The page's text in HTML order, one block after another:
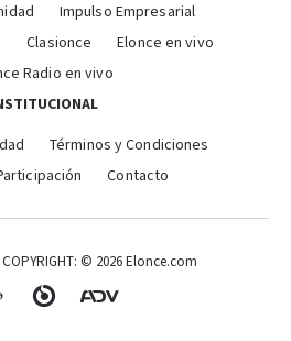
Impulso Empresarial
Clasionce
Elonce en vivo
Radio en vivo
Términos y Condiciones
Contacto
© 2026 Elonce.com